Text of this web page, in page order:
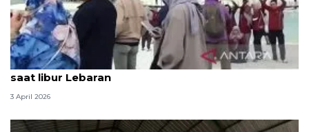
Kabupaten Bandung dikunjungi 146.564 wisatawan
saat libur Lebaran
3 April 2026